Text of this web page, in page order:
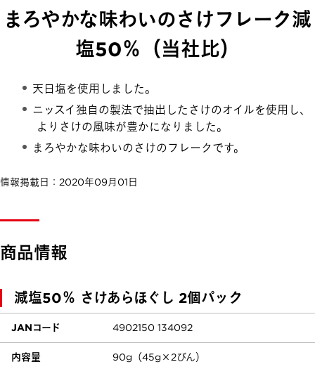
まろやかな味わいのさけフレーク減
塩50％（当社比）
天日塩を使用しました。
ニッスイ独自の製法で抽出したさけのオイルを使用し、
よりさけの風味が豊かになりました。
まろやかな味わいのさけのフレークです。
情報掲載日：2020年09月01日
商品情報
減塩50％ さけあらほぐし 2個パック
JANコード 4902150 134092
内容量 90g（45g×2びん）